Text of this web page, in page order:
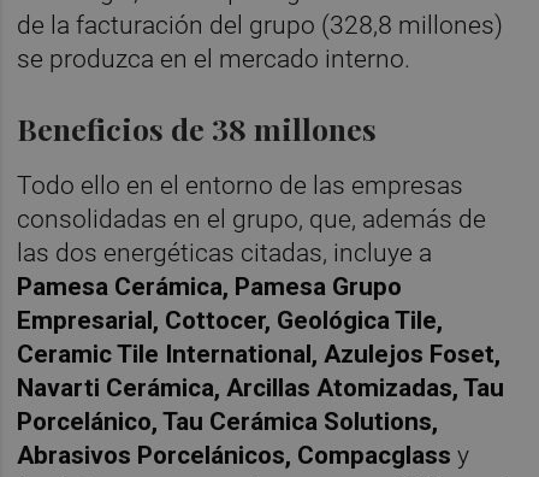
de la facturación del grupo (328,8 millones)
se produzca en el mercado interno.
Beneficios de 38 millones
Todo ello en el entorno de las empresas
consolidadas en el grupo, que, además de
las dos energéticas citadas, incluye a
Pamesa Cerámica, Pamesa Grupo
Empresarial, Cottocer, Geológica Tile,
Ceramic Tile International, Azulejos Foset,
Navarti Cerámica, Arcillas Atomizadas, Tau
Porcelánico, Tau Cerámica Solutions,
Abrasivos Porcelánicos, Compacglassy